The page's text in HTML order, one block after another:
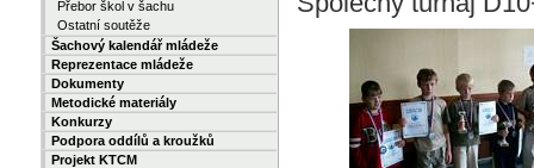
Přebor škol v šachu
Ostatní soutěže
Šachový kalendář mládeže
Reprezentace mládeže
Dokumenty
Metodické materiály
Konkurzy
Podpora oddílů a kroužků
Projekt KTCM